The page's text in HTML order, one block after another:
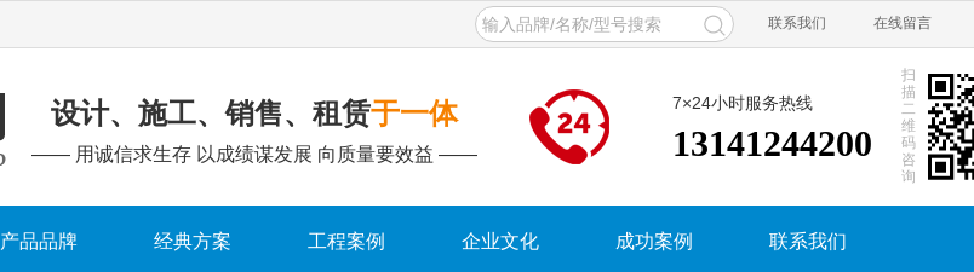
联系我们 在线留言
设计、施工、销售、租赁于一体
—— 用诚信求生存 以成绩谋发展 向质量要效益 ——
扫
描
二
维
码
咨
询
7×24小时服务热线
13141244200
产品品牌 经典方案 工程案例 企业文化 成功案例 联系我们